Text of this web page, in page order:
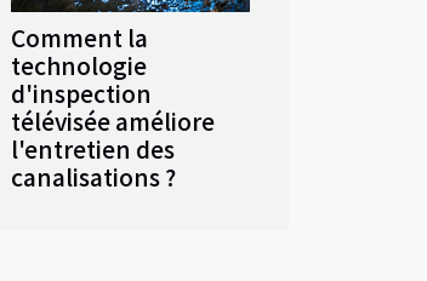
Comment la
technologie
d'inspection
télévisée améliore
l'entretien des
canalisations ?